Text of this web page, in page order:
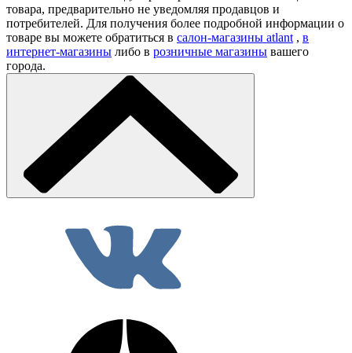
товара, предварительно не уведомляя продавцов и
потребителей. Для получения более подробной информации о
товаре вы можете обратиться в салон-магазины atlant , в
интернет-магазины либо в розничные магазины вашего
города.